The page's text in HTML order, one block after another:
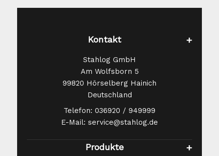
Kontakt
Stahlog GmbH
Am Wolfsborn 5
99820 Hörselberg Hainich
Deutschland
Telefon: 036920 / 949999
E-Mail: service@stahlog.de
Produkte